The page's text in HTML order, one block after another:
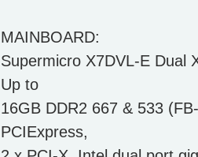
MAINBOARD:
Supermicro X7DVL-E Dual
Up to
16GB DDR2 667 & 533
PCIExpress,